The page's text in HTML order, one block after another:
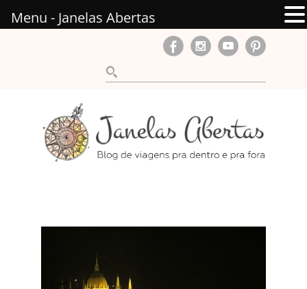
Menu - Janelas Abertas